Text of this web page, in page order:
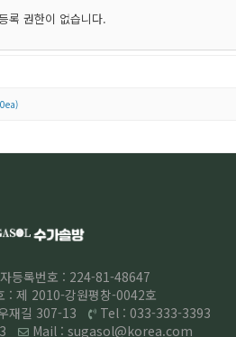
록 권한이 없습니다.
등록번호 : 224-81-48647
: 제 2010-강원평창-0042호
재길 307-13
Tel : 033-333-3393
Mail : sugasol@korea.com